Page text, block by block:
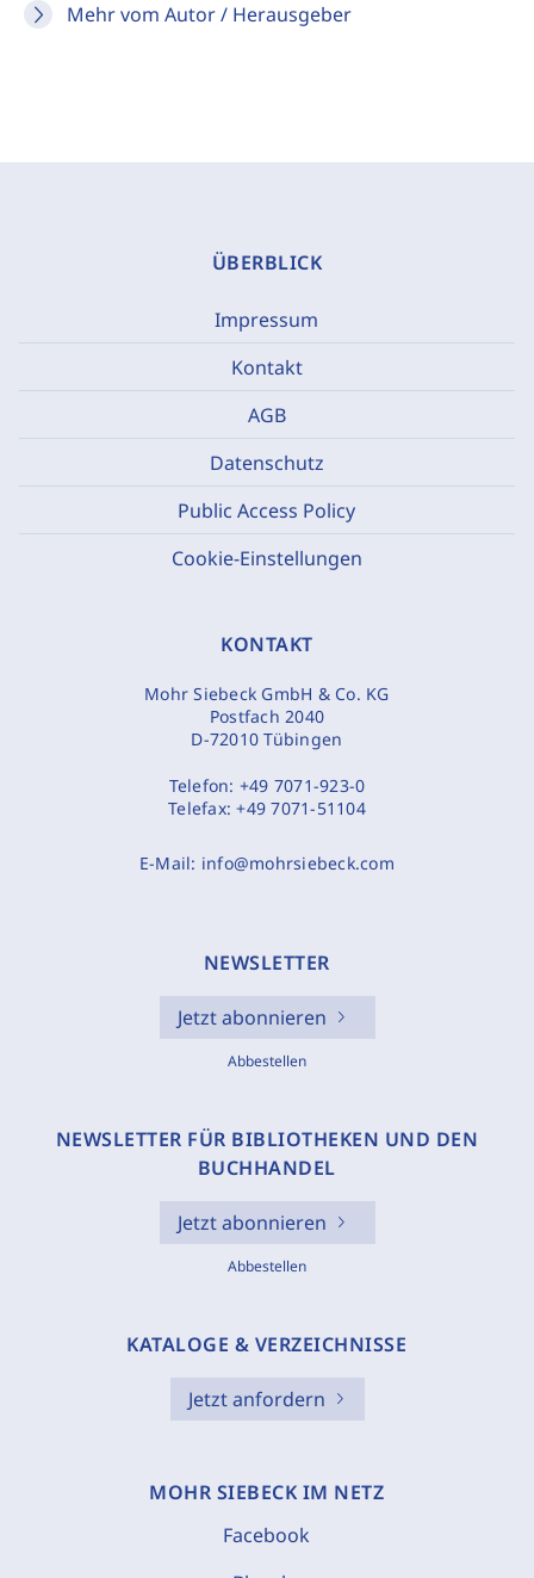
Mehr vom Autor / Herausgeber
ÜBERBLICK
Impressum
Kontakt
AGB
Datenschutz
Public Access Policy
Cookie-Einstellungen
KONTAKT
Mohr Siebeck GmbH & Co. KG
Postfach 2040
D-72010 Tübingen
Telefon: +49 7071-923-0
Telefax:+49 7071-51104
E-Mail: info@mohrsiebeck.com
NEWSLETTER
Jetzt abonnieren
Abbestellen
NEWSLETTER FÜR BIBLIOTHEKEN UND DEN
BUCHHANDEL
Jetzt abonnieren
Abbestellen
KATALOGE & VERZEICHNISSE
Jetzt anfordern
MOHR SIEBECK IM NETZ
Facebook